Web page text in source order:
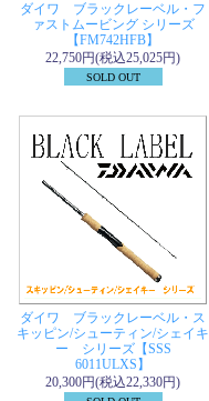
ダイワ ブラックレーベル・フ
ァストムービング シリーズ
【FM742HFB】
22,750円(税込25,025円)
SOLD OUT
ダイワ ブラックレーベル・ス
キッピン/シューティン/シェイキ
ー シリーズ【SSS
6011ULXS】
20,300円(税込22,330円)